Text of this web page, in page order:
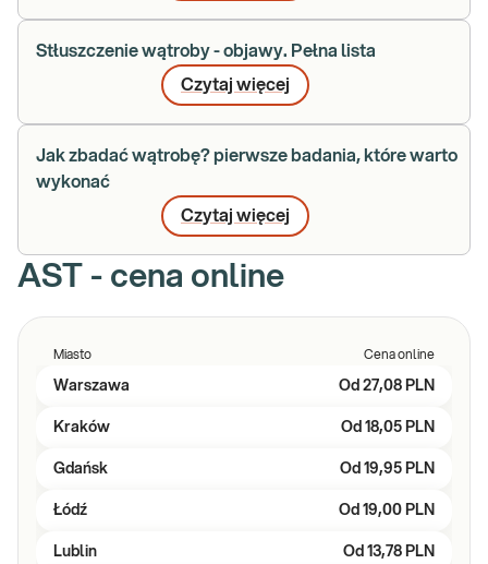
Stłuszczenie wątroby - objawy. Pełna lista
Czytaj więcej
Jak zbadać wątrobę? pierwsze badania, które warto
wykonać
Czytaj więcej
AST - cena online
Miasto Cena online
Warszawa Od 27,08 PLN
Kraków Od 18,05 PLN
Gdańsk Od 19,95 PLN
Łódź Od 19,00 PLN
Lublin Od 13,78 PLN